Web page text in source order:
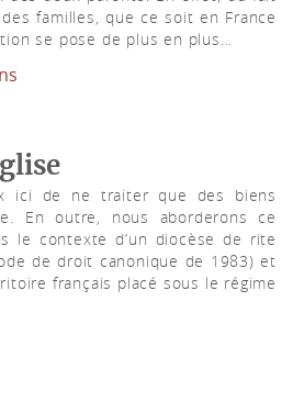
familles, que ce soit en France
se pose de plus en plus...
ici de ne traiter que des biens
En outre, nous aborderons ce
le contexte d’un diocèse de rite
de droit canonique de 1983) et
français placé sous le régime